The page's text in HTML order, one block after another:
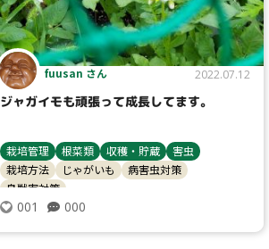
fuusan さん 2022.07.12
ジャガイモも頑張って成長してます。
栽培管理 根菜類 収穫・貯蔵
害虫
栽培方法
じゃがいも
病害虫対策
鳥獣害対策
001 000